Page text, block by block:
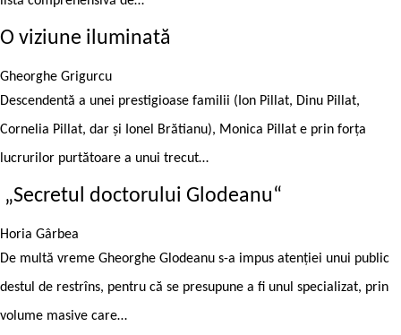
O viziune iluminată
Gheorghe Grigurcu
Descendentă a unei prestigioase familii (Ion Pillat, Dinu Pillat,
Cornelia Pillat, dar și Ionel Brătianu), Monica Pillat e prin forța
lucrurilor purtătoare a unui trecut…
„Secretul doctorului Glodeanu“
Horia Gârbea
De multă vreme Gheorghe Glodeanu s-a impus atenției unui public
destul de restrîns, pentru că se presupune a fi unul specializat, prin
volume masive care…